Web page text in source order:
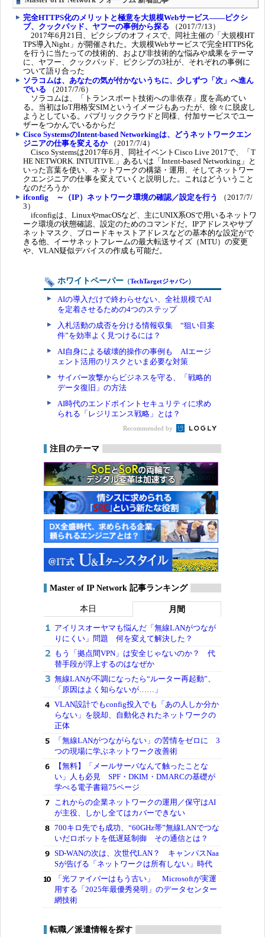
完全HTTPS化のメリットと極意を大規模Webサービス――ピクシ
ブ、クックパッド、ヤフーの事例から探る （2017/7/13）
2017年6月21日、ピクシブのオフィスで、同社主催の「大規模HT
TPS導入Night」が開催された。大規模Webサービスで完全HTTPS化
を行うに当たっての技術的、および非技術的な悩みや成果をテーマ
に、ヤフー、クックパッド、ピクシブの3社が、それぞれの事例に
ついて語り合った
ソラコムは、あなたの気が付かないうちに、少しずつ「次」へ進ん
でいる （2017/7/6）
ソラコムは、「トランスポート技術への非依存」度を高めてい
る。当初はIoT用格安SIMというイメージもあったが、徐々に脱皮し
ようとしている。パブリッククラウドと同様、付加サービスでユー
ザーをつかんでいるからだ
Cisco SystemsのIntent-based Networkingは、どうネットワークエン
ジニアの仕事を変えるか（2017/7/4）
Cisco Systemsは2017年6月、同社イベントCisco Live 2017で、「T
HE NETWORK. INTUITIVE.」あるいは「Intent-based Networking」と
いった言葉を使い、ネットワークの構築・運用、そしてネットワー
クエンジニアの仕事を変えていくと説明した。これはどういうこと
なのだろうか
ifconfig ～（IP）ネットワーク環境の確認／設定を行う
（2017/7/
3）
ifconfigは、LinuxやmacOSなど、主にUNIX系OSで用いるネットワ
ーク環境の状態確認、設定のためのコマンドだ。IPアドレスやサブ
ネットマスク、ブロードキャストアドレスなどの基本的な設定がで
きる他、イーサネットフレームの最大転送サイズ（MTU）の変更
や、VLAN疑似デバイスの作成も可能だ。
ホワイトペーパー （TechTargetジャパン）
AIの導入だけで終わらせない、全社規模でAI
を定着させるための4つのステップ
入札活動の成否を分ける情報収集 “狙い目案
件”を効率よく見つけるには？
AI自身による破壊的操作の事例も AIエージ
ェント活用のリスクといま必要な対策
サイバー攻撃からビジネスを守る、「戦略的
データ復旧」の方法
AI時代のエンドポイントセキュリティに求め
られる「レジリエンス戦略」とは？
Recommended by
注目のテーマ
Master of IP Network 記事ランキング
本日 月間
アイリスオーヤマも悩んだ「無線LANがつなが
りにくい」問題 何を変えて解決した？
もう「拠点間VPN」は安全じゃないのか？ 代
替手段が浮上するのはなぜか
無線LANが不調になったら“ルーター再起動”、
「原因はよく知らないが……」
VLAN設計でもconfig投入でも「あの人しか分か
らない」を脱却、自動化されたネットワークの
正体
「無線LANがつながらない」の苦情をゼロに 3
つの現場に学ぶネットワーク改善術
【無料】「メールサーバなんて触ったことな
い」人も必見 SPF・DKIM・DMARCの基礎が
学べる電子書籍75ページ
これからの企業ネットワークの運用／保守はAI
が主役、しかし全てはカバーできない
700キロ先でも成功、“60GHz帯”無線LANでつな
いだロボットを低遅延制御 その通信とは？
SD-WANの次は、次世代LAN？ キャンパスNaa
Sが告げる「ネットワークは所有しない」時代
「光ファイバーはもう古い」 Microsoftが実運
用する「2025年最優秀発明」のデータセンター
網技術
転職／派遣情報を探す